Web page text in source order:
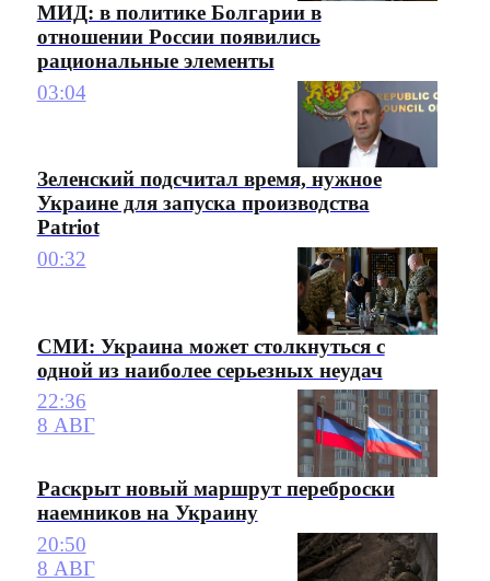
МИД: в политике Болгарии в
отношении России появились
рациональные элементы
03:04
Зеленский подсчитал время, нужное
Украине для запуска производства
Patriot
00:32
СМИ: Украина может столкнуться с
одной из наиболее серьезных неудач
22:36
8 АВГ
Раскрыт новый маршрут переброски
наемников на Украину
20:50
8 АВГ